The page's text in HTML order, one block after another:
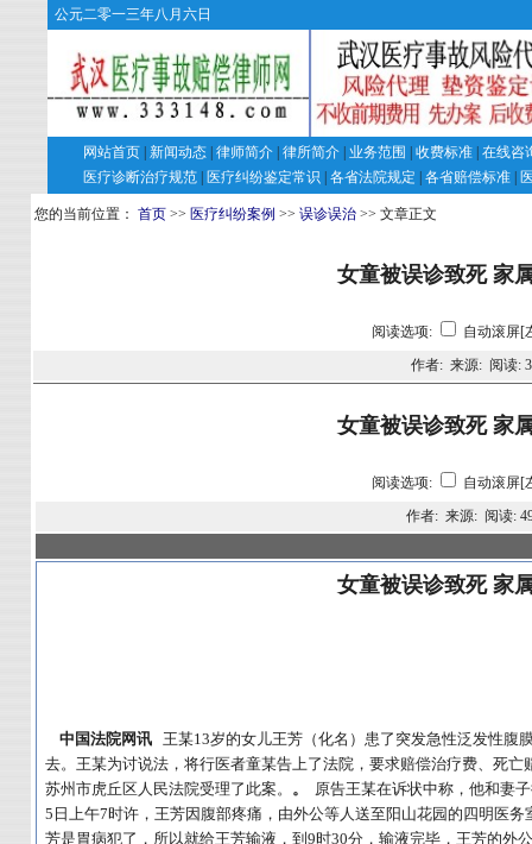
公元二零一三年八月六日
网站首页 新闻动态 律师简介 律所简介 业务范围 收费标准 在线咨
医疗诊断治疗规范
医疗纠纷鉴定常识 各省法院规定 各省赔偿标准
您的当前位置： 首页 >> 医疗纠纷案例 >> 误诊误治 >> 文章正文
女童被误诊致死 家
阅读选项:
自动滚屏[
作者: 来源: 阅读:
女童被误诊致死 家
阅读选项:
自动滚屏[
作者: 来源: 阅读:
女童被误诊致死 家
中国法院网讯 王某13岁的女儿王芳（化名）患了突发急性泛发性腹
去。王某为讨说法，将行医者童某告上了法院，要求赔偿治疗费、死
苏州市虎丘区人民法院受理了此案。 。
原告王某在诉状中称，他和妻
5日上午7时许，王芳因腹部疼痛，由外公等人送至阳山花园的四明医
芳是胃病犯了，所以就给王芳输液，到9时30分，输液完毕，王芳的外